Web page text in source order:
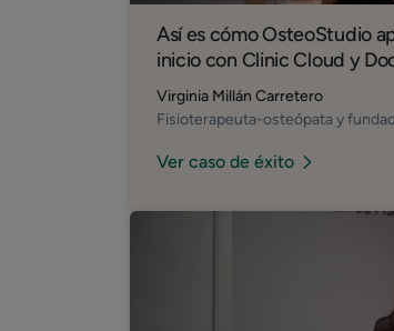
Así es cómo OsteoStudio
inicio con Clinic Cloud y
Virginia Millán Carretero
Fisioterapeuta-osteópata y
Ver caso de éxito